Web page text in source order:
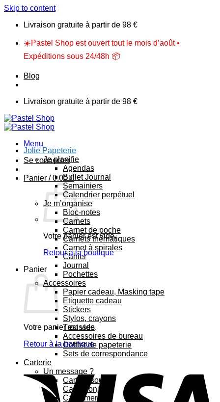
Skip to content
Livraison gratuite à partir de 98 €
☀️Pastel Shop est ouvert tout le mois d’août •
Expéditions sous 24/48h 📦
Blog
Livraison gratuite à partir de 98 €
Menu
Se connecter
Panier /0.00€
Votre panier est vide.
Retour à la boutique
Panier
Votre panier est vide.
Retour à la boutique
Jolie Papeterie
Je planifie
Agendas
Bullet Journal
Semainiers
Calendrier perpétuel
Je m’organise
Bloc-notes
Carnets
Carnet de poche
Carnets thématiques
Carnet à spirales
Cahier
Journal
Pochettes
Accessoires
Papier cadeau, Masking tape
Etiquette cadeau
Stickers
Stylos, crayons
Trousses
Accessoires de bureau
Coffret de papeterie
Sets de correspondance
Carterie
Un message ?
Carte bisous
Carte bonjour
Carte merci